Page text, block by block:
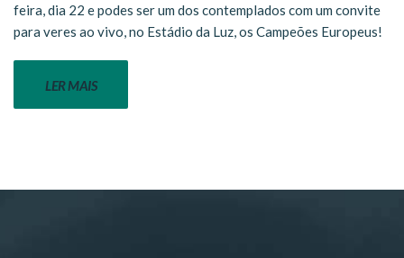
feira, dia 22 e podes ser um dos contemplados com um convite
para veres ao vivo, no Estádio da Luz, os Campeões Europeus!
LER MAIS